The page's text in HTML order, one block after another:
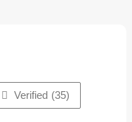
Verified (35)